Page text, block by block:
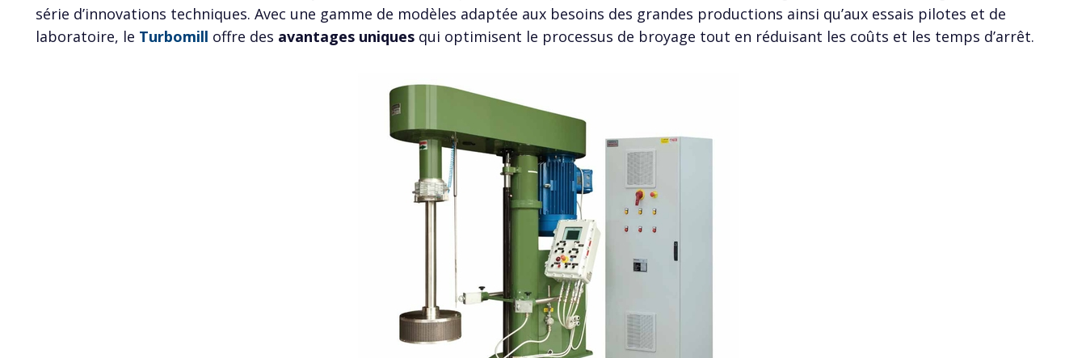
série d’innovations techniques. Avec une gamme de modèles adaptée aux besoins des grandes productions ainsi qu’aux essais pilotes et de
laboratoire, le Turbomill offre des avantages uniques qui optimisent le processus de broyage tout en réduisant les coûts et les temps d’arrêt.